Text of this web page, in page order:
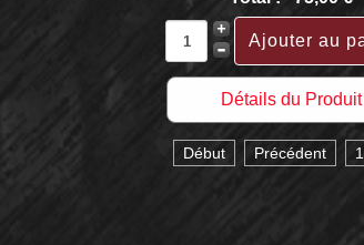
Détails du Produit
Début Précédent 1